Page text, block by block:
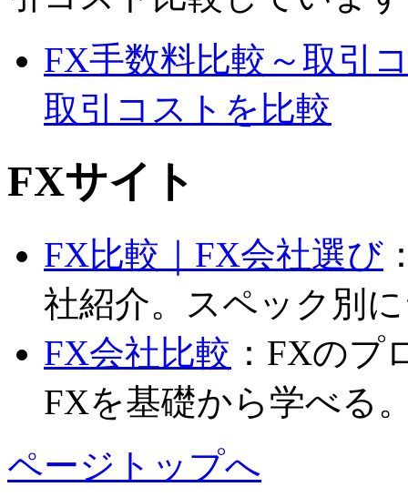
FX手数料比較～取引
取引コストを比較
FXサイト
FX比較｜FX会社選び
社紹介。スペック別
FX会社比較 ：FXのプ
FXを基礎から学べる
ページトップへ